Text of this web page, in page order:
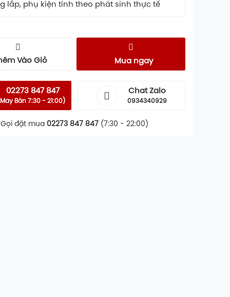
lắp, phụ kiện tính theo phát sinh thực tế
Vào Giỏ Mua ngay
02273 847 847
Máy Bàn 7:30 - 21:00)
Chat Zalo
0934340929
Gọi đặt mua 02273 847 847 (7:30 - 22:00)